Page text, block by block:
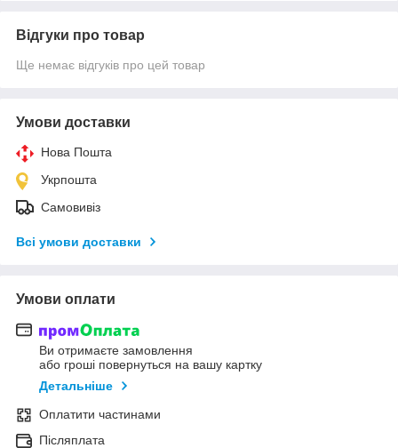
Відгуки про товар
Ще немає відгуків про цей товар
Умови доставки
Нова Пошта
Укрпошта
Самовивіз
Всі умови доставки
Умови оплати
Ви отримаєте замовлення
або гроші повернуться на вашу картку
Детальніше
Оплатити частинами
Післяплата